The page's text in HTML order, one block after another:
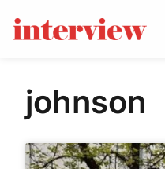
johnson